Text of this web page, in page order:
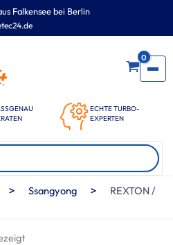
Falkensee bei Berlin
ECHTE TURBO-
EXPERTEN
0
> Ssangyong >
REXTON /
Beliebtheit